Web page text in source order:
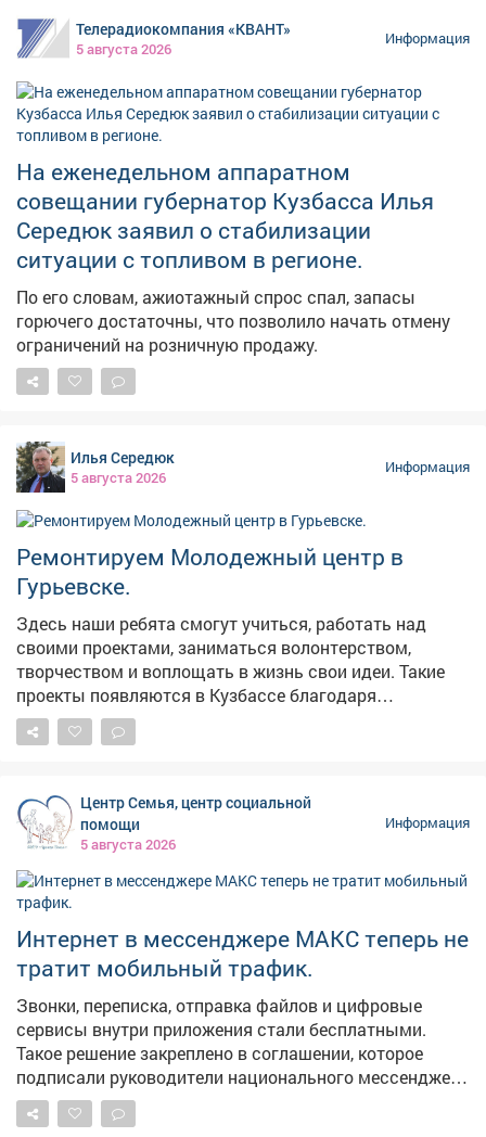
Телерадиокомпания «КВАНТ»
5 августа 2026
Информация
На еженедельном аппаратном
совещании губернатор Кузбасса Илья
Середюк заявил о стабилизации
ситуации с топливом в регионе.
По его словам, ажиотажный спрос спал, запасы
горючего достаточны, что позволило начать отмену
ограничений на розничную продажу.
Илья Середюк
5 августа 2026
Информация
Ремонтируем Молодежный центр в
Гурьевске.
Здесь наши ребята смогут учиться, работать над
своими проектами, заниматься волонтерством,
творчеством и воплощать в жизнь свои идеи. Такие
проекты появляются в Кузбассе благодаря
федеральной поддержке - в том числе национальному
проекту «Молодежь и дети». Мы работаем над тем,
максимальные результаты в виде молодежных
центров, социальных учреждений, культурных и
образовательных площадок. Каждая новая точка
инвестиция в будущее. У ребят появляется больше
возможностей для самореализации, они могут
активнее включаться в жизнь своих городов и
поселков. Тем самым - связывают свое будущее с
Кузбассом. В следующем году откроем такое же
пространство в Киселевске.
Центр Семья, центр социальной
помощи
5 августа 2026
Информация
Интернет в мессенджере МАКС теперь не
тратит мобильный трафик.
Звонки, переписка, отправка файлов и цифровые
сервисы внутри приложения стали бесплатными.
Такое решение закреплено в соглашении, которое
подписали руководители национального мессенджера
и крупнейших операторов связи.